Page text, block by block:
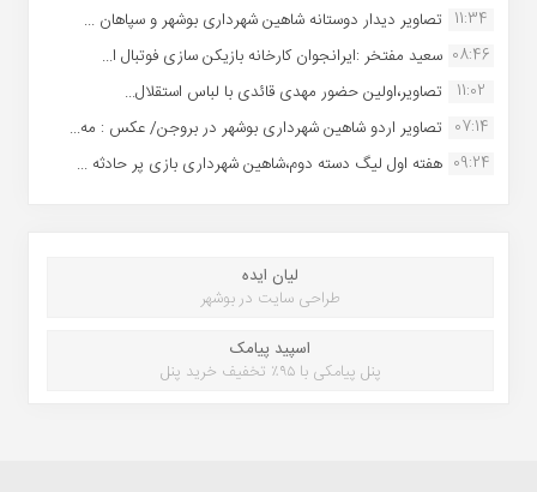
11:34 تصاویر دیدار دوستانه شاهین شهردارى بوشهر و سپاهان ...
08:46 سعید مفتخر :ایرانجوان کارخانه بازیکن سازی فوتبال ا...
11:02
تصاویر،اولین حضور مهدی قائدی با لباس استقلال...
07:14 تصاویر اردو شاهین شهرداری بوشهر در بروجن/ عکس : مه...
09:24 هفته اول لیگ دسته دوم،شاهین شهرداری بازی پر حادثه ...
لیان ایده
طراحی سایت در بوشهر
اسپید پیامک
پنل پیامکی با ۹۵٪ تخفیف خرید پنل